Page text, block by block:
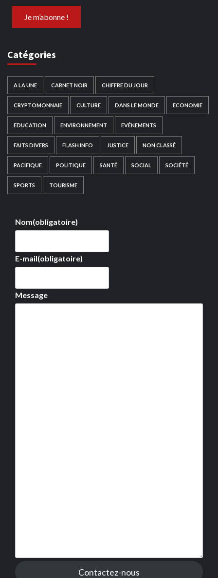
Catégories
A LA UNE CARNET NOIR CHIFFRE DU JOUR
CRYPTOMONNAIE CULTURE DANS LE MONDE ECONOMIE
EDUCATION ENVIRONNEMENT EVÉNEMENTS
FAITS DIVERS FLASH INFO JUSTICE NON CLASSÉ
PACIFIQUE POLITIQUE SANTÉ SOCIAL SOCIÉTÉ
SPORTS TOURISME
Nom(obligatoire)
E-mail(obligatoire)
Message
Contactez-nous